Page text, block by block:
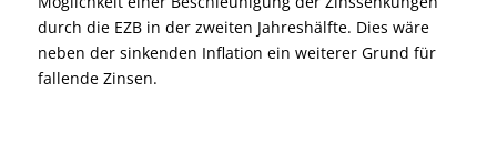
durch die EZB in der zweiten Jahreshälfte. Dies wäre
neben der sinkenden Inflation ein weiterer Grund für
fallende Zinsen.